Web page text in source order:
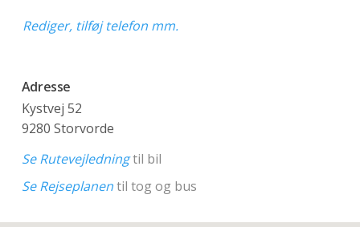
Rediger, tilføj telefon mm.
Adresse
Kystvej 52
9280 Storvorde
Se Rutevejledningtil bil
Se Rejseplanentil tog og bus